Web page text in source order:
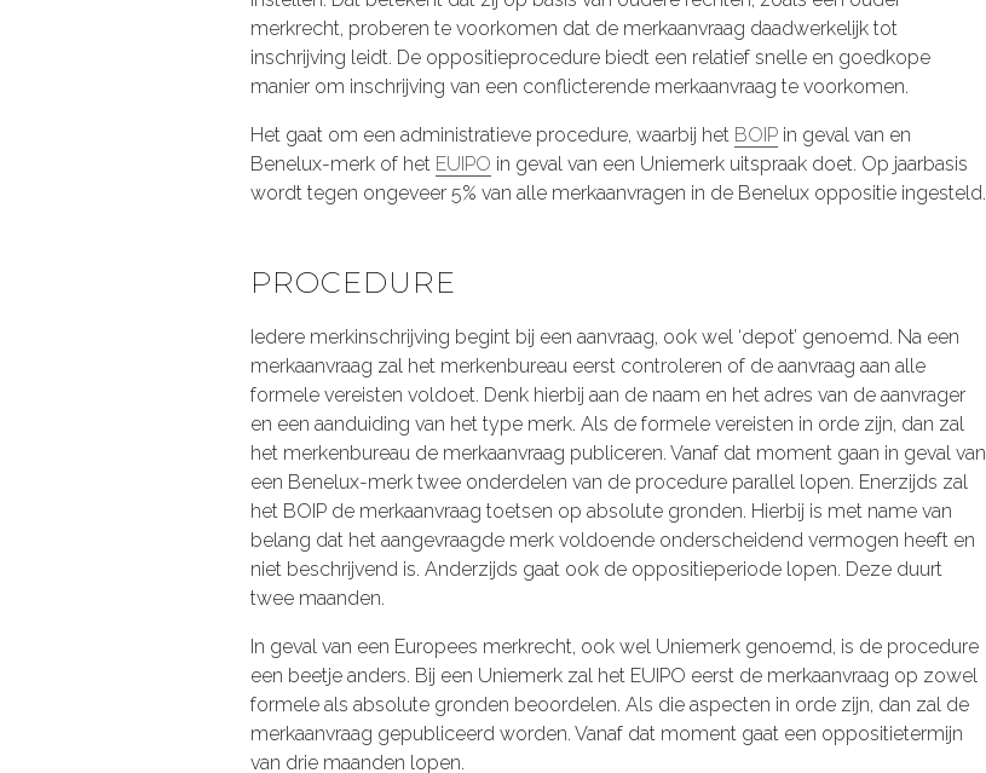
merkrecht, proberen te voorkomen dat de merkaanvraag daadwerkelijk tot
inschrijving leidt. De oppositieprocedure biedt een relatief snelle en goedkope
manier om inschrijving van een conflicterende merkaanvraag te voorkomen.
Het gaat om een administratieve procedure, waarbij het BOIP in geval van en
Benelux-merk of het EUIPO in geval van een Uniemerk uitspraak doet. Op jaarbasis
wordt tegen ongeveer 5% van alle merkaanvragen in de Benelux oppositie ingesteld.
PROCEDURE
Iedere merkinschrijving begint bij een aanvraag, ook wel ‘depot’ genoemd. Na een
merkaanvraag zal het merkenbureau eerst controleren of de aanvraag aan alle
formele vereisten voldoet. Denk hierbij aan de naam en het adres van de aanvrager
en een aanduiding van het type merk. Als de formele vereisten in orde zijn, dan zal
het merkenbureau de merkaanvraag publiceren. Vanaf dat moment gaan in geval van
een Benelux-merk twee onderdelen van de procedure parallel lopen. Enerzijds zal
het BOIP de merkaanvraag toetsen op absolute gronden. Hierbij is met name van
belang dat het aangevraagde merk voldoende onderscheidend vermogen heeft en
niet beschrijvend is. Anderzijds gaat ook de oppositieperiode lopen. Deze duurt
twee maanden.
In geval van een Europees merkrecht, ook wel Uniemerk genoemd, is de procedure
een beetje anders. Bij een Uniemerk zal het EUIPO eerst de merkaanvraag op zowel
formele als absolute gronden beoordelen. Als die aspecten in orde zijn, dan zal de
merkaanvraag gepubliceerd worden. Vanaf dat moment gaat een oppositietermijn
van drie maanden lopen.